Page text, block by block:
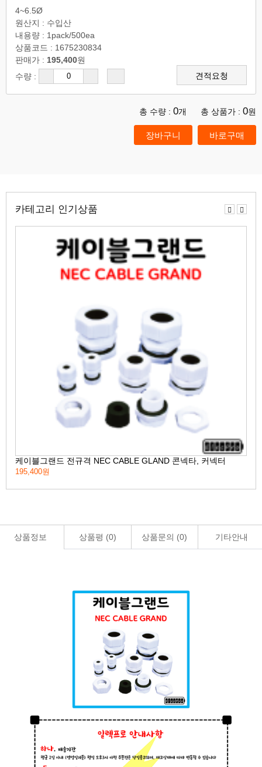
4~6.5Ø
원산지 : 수입산
내용량 : 1pack/500ea
상품코드 : 1675230834
판매가 : 195,400원
수량 :
견적요청
총 수량 : 0개 총 상품가 : 0원
카테고리 인기상품
케이블그랜드 전규격 NEC CABLE GLAND 콘넥타, 커넥터
195,400원
이
다
상품정보 상품평 (0) 상품문의 (0) 기타안내